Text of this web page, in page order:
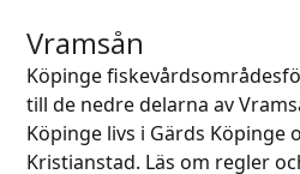
Vramsån
Köpinge
till de nedre delarna av
Köpinge livs i Gärds Köpinge
Kristianstad. Läs om regler